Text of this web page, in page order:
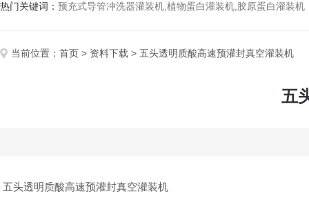
热门关键词： 预充式导管冲洗器灌装机,植物蛋白灌装机,胶原蛋白灌装机
当前位置： 首页 > 资料下载 > 五头透明质酸高速预灌封真空灌装机
五
五头透明质酸高速预灌封真空灌装机